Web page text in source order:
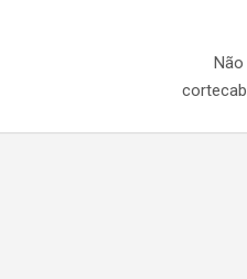
Não